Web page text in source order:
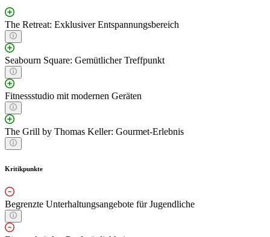
The Retreat: Exklusiver Entspannungsbereich
Seabourn Square: Gemütlicher Treffpunkt
Fitnessstudio mit modernen Geräten
The Grill by Thomas Keller: Gourmet-Erlebnis
Kritikpunkte
Begrenzte Unterhaltungsangebote für Jugendliche